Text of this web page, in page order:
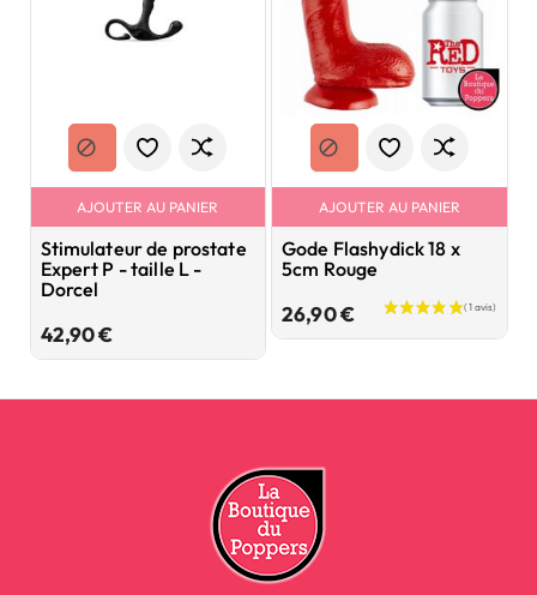
AJOUTER AU PANIER
Stimulateur de prostate
Expert P - taille L -
Dorcel
42,90 €Prix
AJOUTER AU PANIER
Gode Flashydick 18 x
5cm Rouge
26,90 €Prix